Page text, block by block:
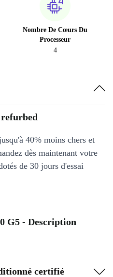
Nombre De Cœurs Du
Processeur
4
40% moins chers et
dès maintenant votre
de 30 jours d'essai
G5 - Description
certifié